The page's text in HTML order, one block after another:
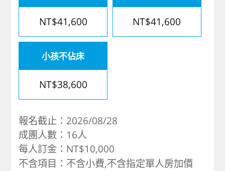
NT$41,600 NT$41,600
小孩不佔床
NT$38,600
報名截止：2026/08/28
成團人數：16人
每人訂金：NT$10,000
不含項目：不含小費,不含指定單人房加價